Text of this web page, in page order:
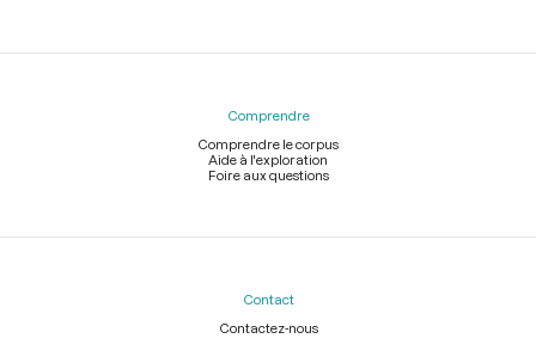
Comprendre
Comprendre le corpus
Aide à l'exploration
Foire aux questions
Contact
Contactez-nous